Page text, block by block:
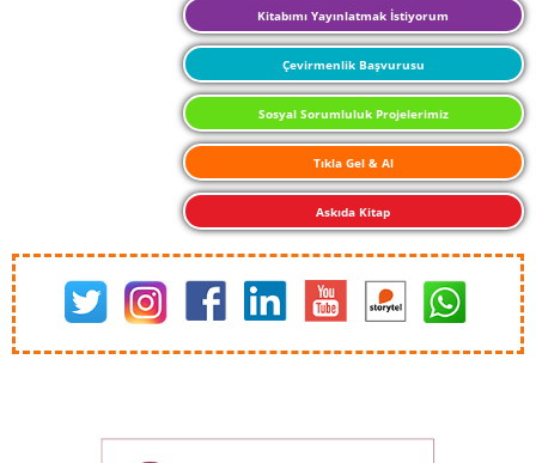
Kitabımı Yayınlatmak İstiyorum
Çevirmenlik Başvurusu
Sosyal Sorumluluk Projelerimiz
Tıkla Gel & Al
Askıda Kitap